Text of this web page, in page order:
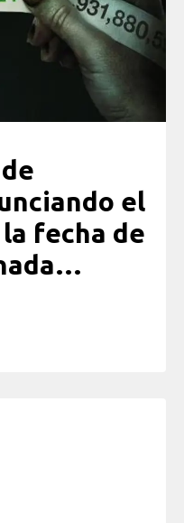
el
fecha de